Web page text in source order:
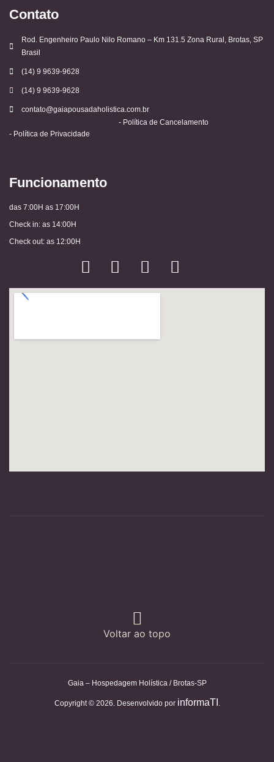
Contato
Rod. Engenheiro Paulo Nilo Romano – Km 131.5 Zona Rural, Brotas, SP
Brasil
(14) 9 9639-9628
(14) 9 9639-9628
contato@gaiapousadaholistica.com.br
- Política de Privacidade
- Política de Cancelamento
Funcionamento
das 7:00H as 17:00H
Check in: as 14:00H
Check out: as 12:00H
Voltar ao topo
Gaia – Hospedagem Holística / Brotas-SP
Copyright © 2026. Desenvolvido por informaTI